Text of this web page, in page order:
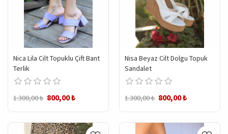
Nica Lila Cilt Topuklu Çift Bant
Terlik
1.300,00 ₺ 800,00 ₺
Nisa Beyaz Cilt Dolgu Topuk
Sandalet
1.300,00 ₺ 800,00 ₺